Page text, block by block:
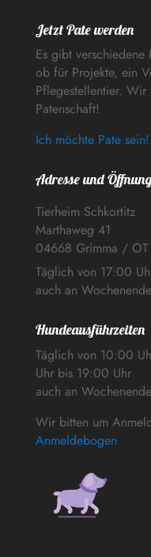
Jetzt Pate werden
Es gibt
ob für Projekte, ein
Pflegestellentier. Wir
Patenschaft!
Ich möchte Pate sein!
Adresse und
Tierheim Schkortitz
Marthaweg 41
04668 Grimma / OT
Täglich von 17:00
auch an
Hundeausführzeiten
Täglich von 10:00
Uhr bis 19:00 Uhr
auch an
Wir bitten um
Anmeldebogen